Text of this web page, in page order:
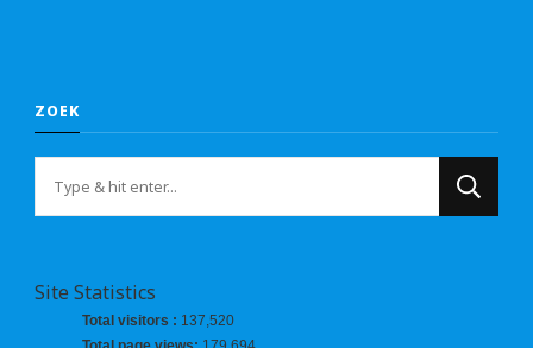
ZOEK
Site Statistics
Total visitors : 137,520